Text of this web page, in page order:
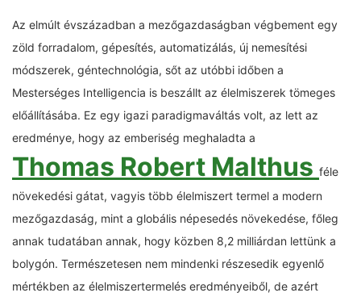
Az elmúlt évszázadban a mezőgazdaságban végbement egy
zöld forradalom, gépesítés, automatizálás, új nemesítési
módszerek, géntechnológia, sőt az utóbbi időben a
Mesterséges Intelligencia is beszállt az élelmiszerek tömeges
előállításába. Ez egy igazi paradigmaváltás volt, az lett az
eredménye, hogy az emberiség meghaladta a
Thomas Robert Malthus féle
növekedési gátat, vagyis több élelmiszert termel a modern
mezőgazdaság, mint a globális népesedés növekedése, főleg
annak tudatában annak, hogy közben 8,2 milliárdan lettünk a
bolygón. Természetesen nem mindenki részesedik egyenlő
mértékben az élelmiszertermelés eredményeiből, de azért